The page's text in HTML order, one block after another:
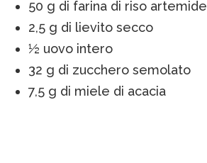
50 g di farina di riso artemide
2,5 g di lievito secco
½ uovo intero
32 g di zucchero semolato
7,5 g di miele di acacia